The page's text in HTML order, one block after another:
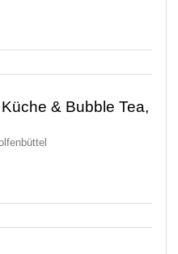
& Bubble Tea,